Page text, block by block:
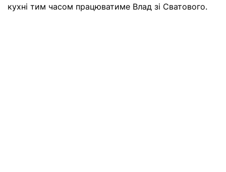
кухні тим часом працюватиме Влад зі Сватового.